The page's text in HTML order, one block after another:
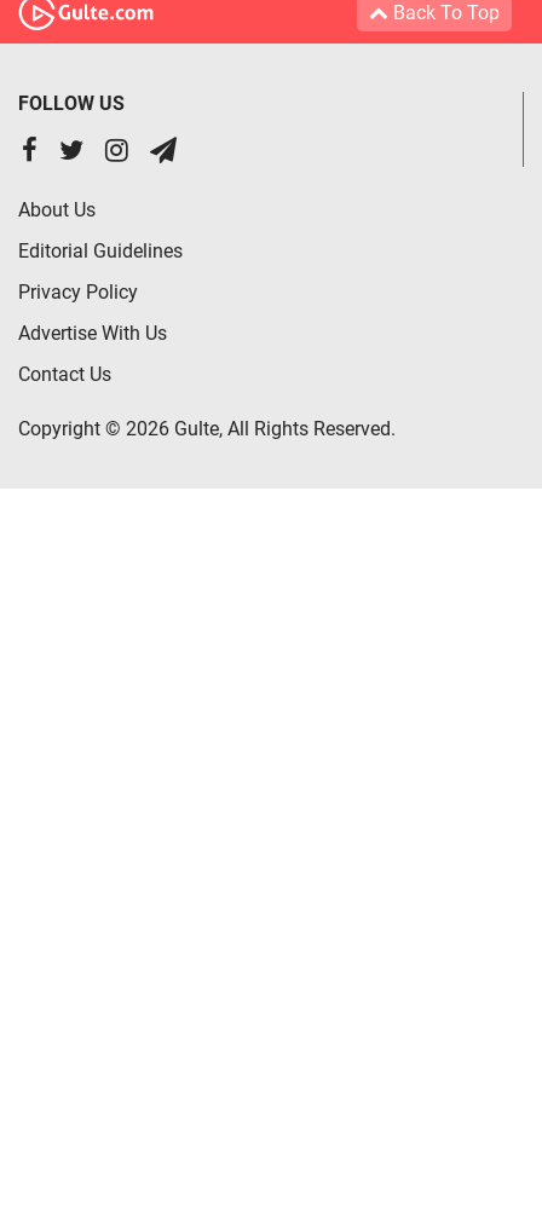
Back To Top
FOLLOW US
About Us
Editorial Guidelines
Privacy Policy
Advertise With Us
Contact Us
Copyright © 2026 Gulte, All Rights Reserved.